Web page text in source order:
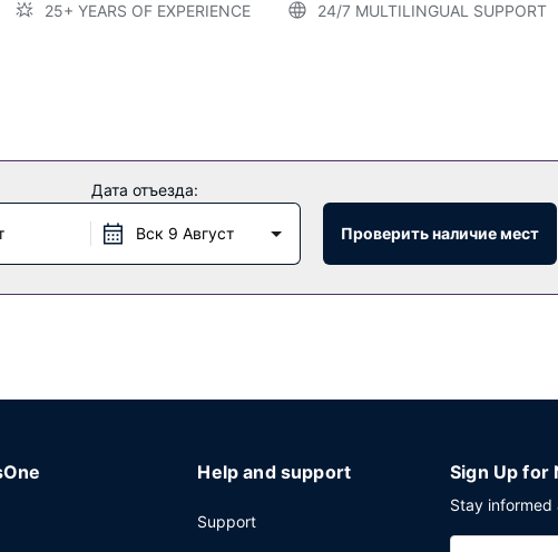
25+ YEARS OF EXPERIENCE 24/7 MULTILINGUAL SUPPORT
Дата отъезда:
Вск 9 Август Проверить наличие мест
Help and support
Support
Sign Up for
Stay informed